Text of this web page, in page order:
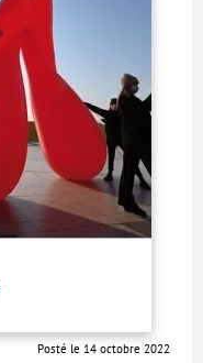
<<
devenu
Posté le 14 octobre 2022